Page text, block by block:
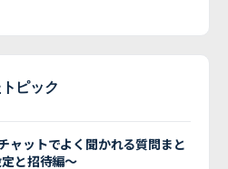
ピック
ャットでよく聞かれる質問まと
と招待編〜